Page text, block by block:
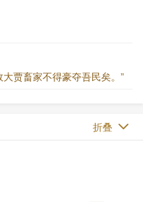
大贾畜家不得豪夺吾民矣。”
折叠